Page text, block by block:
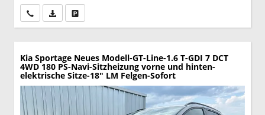
Wir rufen Sie anPDF-Datei, Fahrzeugexposé drucken
Kia Sportage Neues Modell-GT-Line-1.6 T-GDI 7 DCT
4WD 180 PS-Navi-Sitzheizung vorne und hinten-
elektrische Sitze-18" LM Felgen-Sofort